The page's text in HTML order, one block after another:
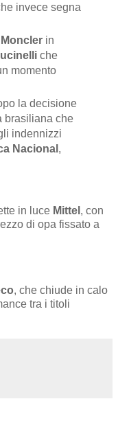
invece segna
Monclerin
che
momento
la decisione
brasiliana che
indennizzi
Nacional ,
in luce Mittel , con
di opa fissato a
, che chiude in calo
tra i titoli